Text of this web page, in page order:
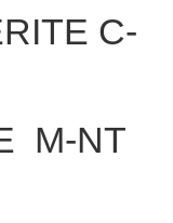
C-
M-NT